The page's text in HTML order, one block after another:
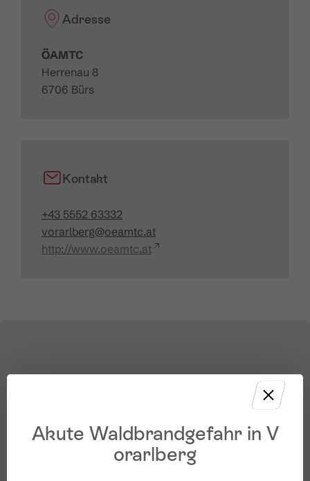
Adresse
ÖAMTC
Herrenau 8
6706 Bürs
Kontakt
+43 5552 63332
vorarlberg@oeamtc.at
http://www.oeamtc.at
Akute Waldbrandgefahr in V
orarlberg